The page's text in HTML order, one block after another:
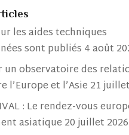
les aides techniques
sont publiés 4 août
un observatoire des
l’Europe et l’Asie 21
: Le rendez-vous
asiatique 20 juillet 2026